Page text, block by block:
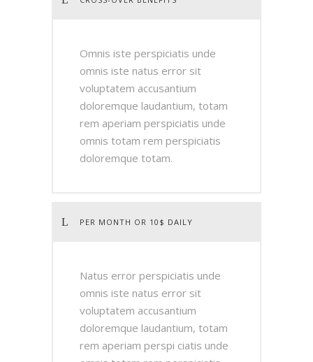
Omnis iste perspiciatis unde
omnis iste natus error sit
voluptatem accusantium
doloremque laudantium, totam
rem aperiam perspiciatis unde
omnis totam rem perspiciatis
doloremque totam.
PER MONTH OR 10$ DAILY
Natus error perspiciatis unde
omnis iste natus error sit
voluptatem accusantium
doloremque laudantium, totam
rem aperiam perspi ciatis unde